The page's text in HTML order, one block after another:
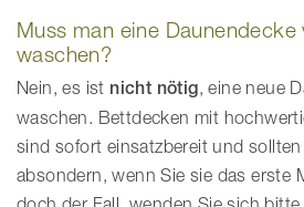
Muss man eine Daunendecke
waschen?
Nein, es ist nicht nötig, eine neue
waschen. Bettdecken mit
sind sofort einsatzbereit und
absondern, wenn Sie sie das erste